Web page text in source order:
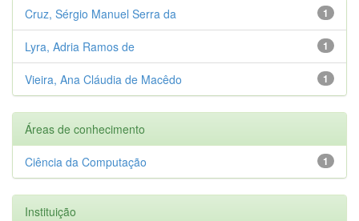
1
Cruz, Sérgio Manuel Serra da
1
Lyra, Adria Ramos de
1
Vieira, Ana Cláudia de Macêdo
Áreas de conhecimento
1
Ciência da Computação
Instituição